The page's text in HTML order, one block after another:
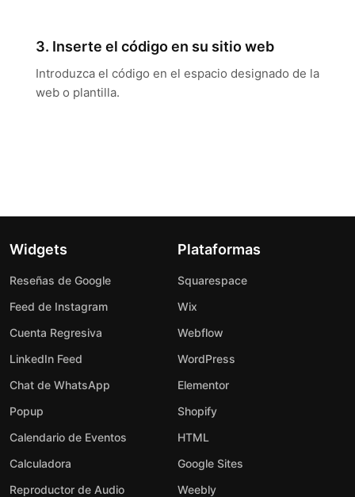
3. Inserte el código en su sitio web
Introduzca el código en el espacio designado de la
web o plantilla.
Widgets
Reseñas de Google
Feed de Instagram
Cuenta Regresiva
LinkedIn Feed
Chat de WhatsApp
Popup
Calendario de Eventos
Calculadora
Reproductor de Audio
Plataformas
Squarespace
Wix
Webflow
WordPress
Elementor
Shopify
HTML
Google Sites
Weebly